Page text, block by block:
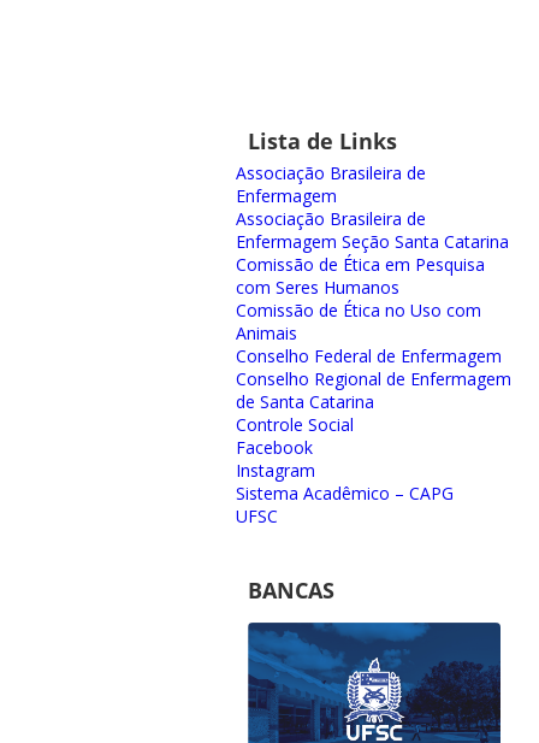
Lista de Links
Associação Brasileira de
Enfermagem
Associação Brasileira de
Enfermagem Seção Santa Catarina
Comissão de Ética em Pesquisa
com Seres Humanos
Comissão de Ética no Uso com
Animais
Conselho Federal de Enfermagem
Conselho Regional de Enfermagem
de Santa Catarina
Controle Social
Facebook
Instagram
Sistema Acadêmico – CAPG
UFSC
BANCAS